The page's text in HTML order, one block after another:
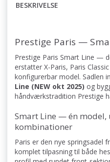
BESKRIVELSE
Prestige Paris —
Prestige Paris Smart Line —
erstatter X-Paris, Paris
konfigurerbar model. Sadlen
Line (NEW okt 2025) og
håndværkstradition Prestige
Smart Line — én model,
kombinationer
Paris er den nye springsadel
komplet tilpasning til både